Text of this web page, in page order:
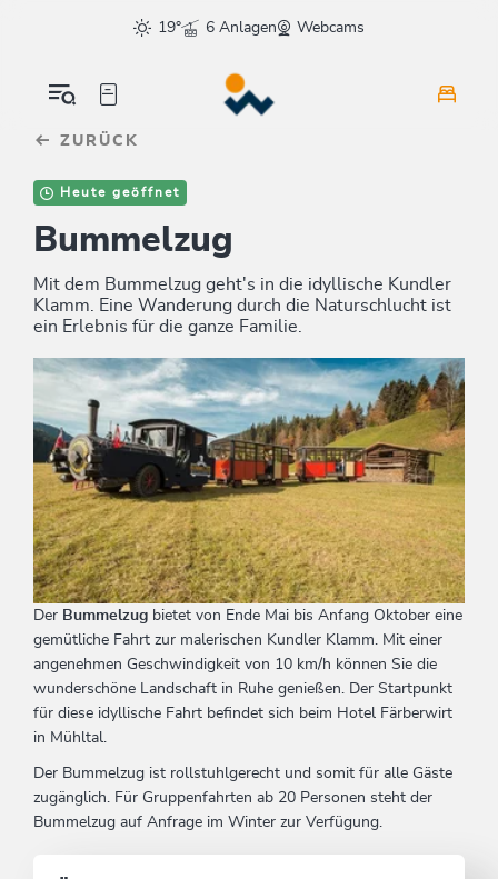
sr.skip-to.main-content
sr.skip-to.table-of-contents
sr.skip-to.main-navigation
19°
6 Anlagen Webcams
ZURÜCK
Heute geöffnet
Bummelzug
Mit dem Bummelzug geht's in die idyllische Kundler
Klamm. Eine Wanderung durch die Naturschlucht ist
ein Erlebnis für die ganze Familie.
Der Bummelzug bietet von Ende Mai bis Anfang Oktober eine
gemütliche Fahrt zur malerischen Kundler Klamm. Mit einer
angenehmen Geschwindigkeit von 10 km/h können Sie die
wunderschöne Landschaft in Ruhe genießen. Der Startpunkt
für diese idyllische Fahrt befindet sich beim Hotel Färberwirt
in Mühltal.
Der Bummelzug ist rollstuhlgerecht und somit für alle Gäste
zugänglich. Für Gruppenfahrten ab 20 Personen steht der
Bummelzug auf Anfrage im Winter zur Verfügung.